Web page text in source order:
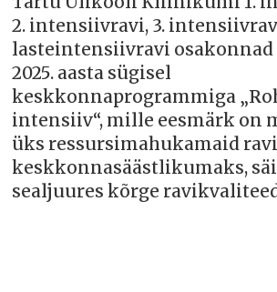
2. intensiivravi, 3.
lasteintensiivravi osakonnad
2025. aasta sügisel
keskkonnaprogrammiga
intensiiv“, mille eesmärk on
üks ressursimahukamaid
keskkonnasäästlikumaks,
sealjuures kõrge